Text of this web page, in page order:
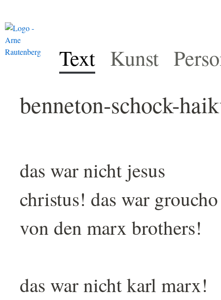
Text Kunst
benneton-schock-
das war nicht jesus
christus! das war
von den marx brothers!
das war nicht karl marx!